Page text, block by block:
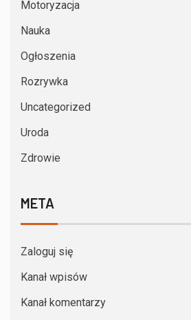
Motoryzacja
Nauka
Ogłoszenia
Rozrywka
Uncategorized
Uroda
Zdrowie
META
Zaloguj się
Kanał wpisów
Kanał komentarzy